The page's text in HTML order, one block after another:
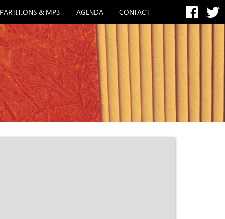
PARTITIONS & MP3 AGENDA CONTACT